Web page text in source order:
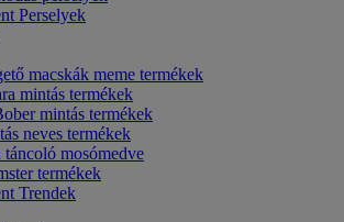
Perselyek
macskák meme termékek
mintás termékek
mintás termékek
neves termékek
táncoló mosómedve
termékek
Trendek